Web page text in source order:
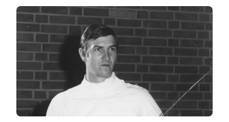
Dormagen
will
Medaillen
Frankreich
mitbringen